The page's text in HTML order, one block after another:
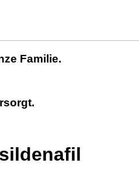
Familie.